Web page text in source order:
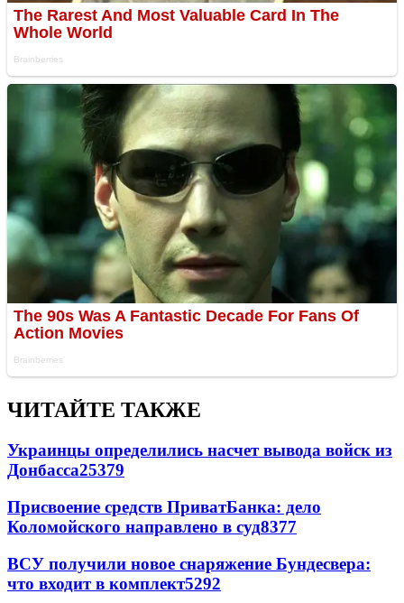
ЧИТАЙТЕ ТАКЖЕ
Украинцы определились насчет вывода войск из
Донбасса25379
Присвоение средств ПриватБанка: дело
Коломойского направлено в суд8377
ВСУ получили новое снаряжение Бундесвера:
что входит в комплект5292